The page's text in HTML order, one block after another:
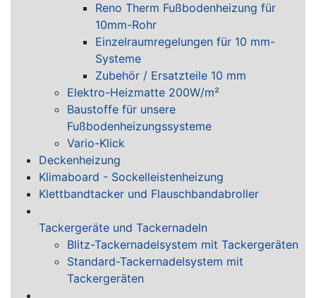
Reno Therm Fußbodenheizung für
10mm-Rohr
Einzelraumregelungen für 10 mm-
Systeme
Zubehör / Ersatzteile 10 mm
Elektro-Heizmatte 200W/m²
Baustoffe für unsere
Fußbodenheizungssysteme
Vario-Klick
Deckenheizung
Klimaboard - Sockelleistenheizung
Klettbandtacker und Flauschbandabroller
Tackergeräte und Tackernadeln
Blitz-Tackernadelsystem mit Tackergeräten
Standard-Tackernadelsystem mit
Tackergeräten